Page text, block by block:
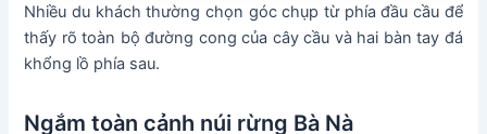
Nhiều du khách thường chọn góc chụp từ phía đầu cầu để
thấy rõ toàn bộ đường cong của cây cầu và hai bàn tay đá
khổng lồ phía sau.
Ngắm toàn cảnh núi rừng Bà Nà